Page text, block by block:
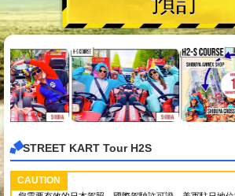
STREET KART Tour H2S
CAUTION